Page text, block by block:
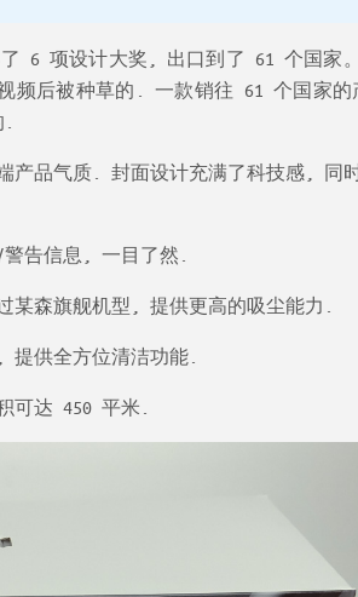
6 项设计大奖, 出口到了 61 个国家
频后被种草的. 一款销往 61 个国家
产品气质. 封面设计充满了科技感, 同
告信息, 一目了然.
某森旗舰机型, 提供更高的吸尘能力.
供全方位清洁功能.
可达 450 平米.